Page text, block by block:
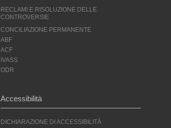
RECLAMI E RISOLUZIONE DELLE
CONTROVERSIE
CONCILIAZIONE PERMANENTE
ABF
ACF
IVASS
ODR
Accessibilità
DICHIARAZIONE DI ACCESSIBILITÀ